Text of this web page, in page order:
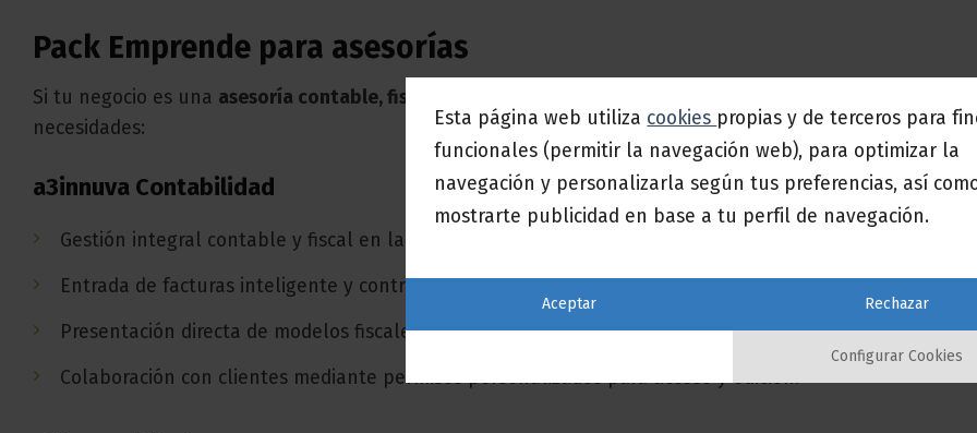
Pack Emprende para asesorías
Si tu negocio es una asesoría contable, fiscal o laboral
necesidades:
a3innuva Contabilidad
Gestión integral contable y fiscal en la nube.
Entrada de facturas inteligente y control de IVA/IGIC y retenciones.
Presentación directa de modelos fiscales a la Agencia Tributaria.
Colaboración con clientes mediante permisos personalizados para acceso y edición.
Esta página web utiliza cookies propias y de terceros para
funcionales (permitir la navegación web), para optimizar la
navegación y personalizarla según tus preferencias, así
mostrarte publicidad en base a tu perfil de navegación.
Aceptar Rechazar
Configurar Cookies